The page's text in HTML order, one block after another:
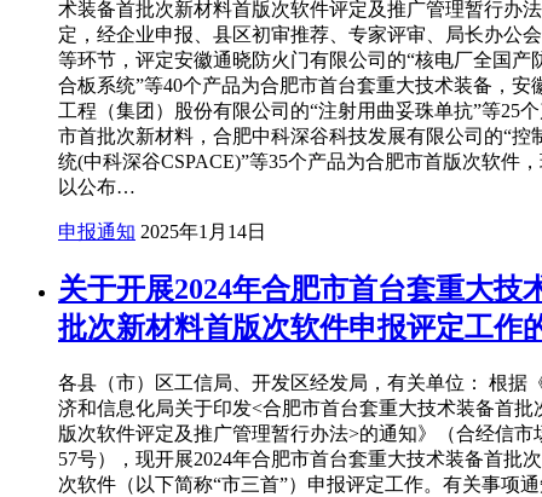
术装备首批次新材料首版次软件评定及推广管理暂行办
定，经企业申报、县区初审推荐、专家评审、局长办公
等环节，评定安徽通晓防火门有限公司的“核电厂全国产
合板系统”等40个产品为合肥市首台套重大技术装备，安
工程（集团）股份有限公司的“注射用曲妥珠单抗”等25
市首批次新材料，合肥中科深谷科技发展有限公司的“控
统(中科深谷CSPACE)”等35个产品为合肥市首版次软件
以公布…
申报通知 2025年1月14日
关于开展2024年合肥市首台套重大技
批次新材料首版次软件申报评定工作
各县（市）区工信局、开发区经发局，有关单位： 根据
济和信息化局关于印发<合肥市首台套重大技术装备首批
版次软件评定及推广管理暂行办法>的通知》（合经信市
57号），现开展2024年合肥市首台套重大技术装备首批
次软件（以下简称“市三首”）申报评定工作。有关事项